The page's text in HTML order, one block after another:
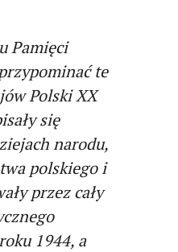
Pamięci
te
Polski XX
się
narodu,
polskiego i
przez cały
1944, a